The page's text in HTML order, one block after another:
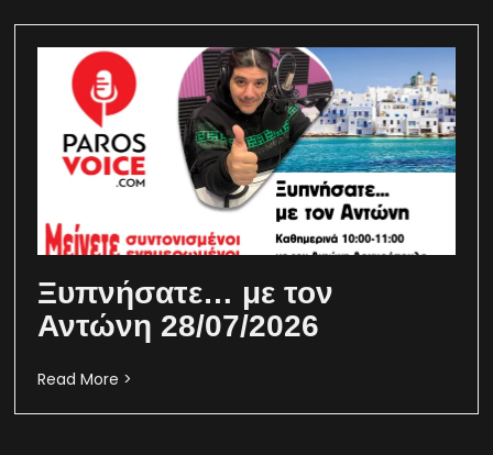
Ξυπνήσατε… με τον
Αντώνη 28/07/2026
Read More >